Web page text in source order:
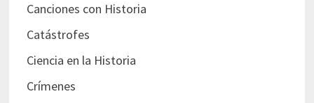
Canciones con Historia
Catástrofes
Ciencia en la Historia
Crímenes